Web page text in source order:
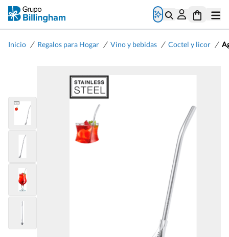
Inicio / Regalos para Hogar / Vino y bebidas / Coctel y licor /